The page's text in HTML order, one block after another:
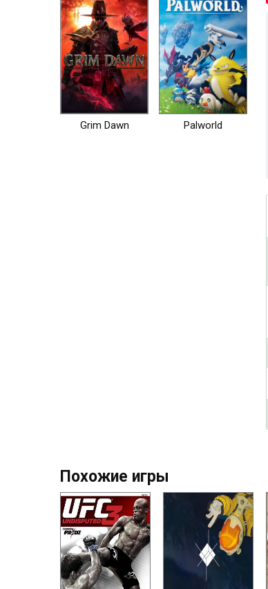
Grim Dawn Palworld
Похожие игры